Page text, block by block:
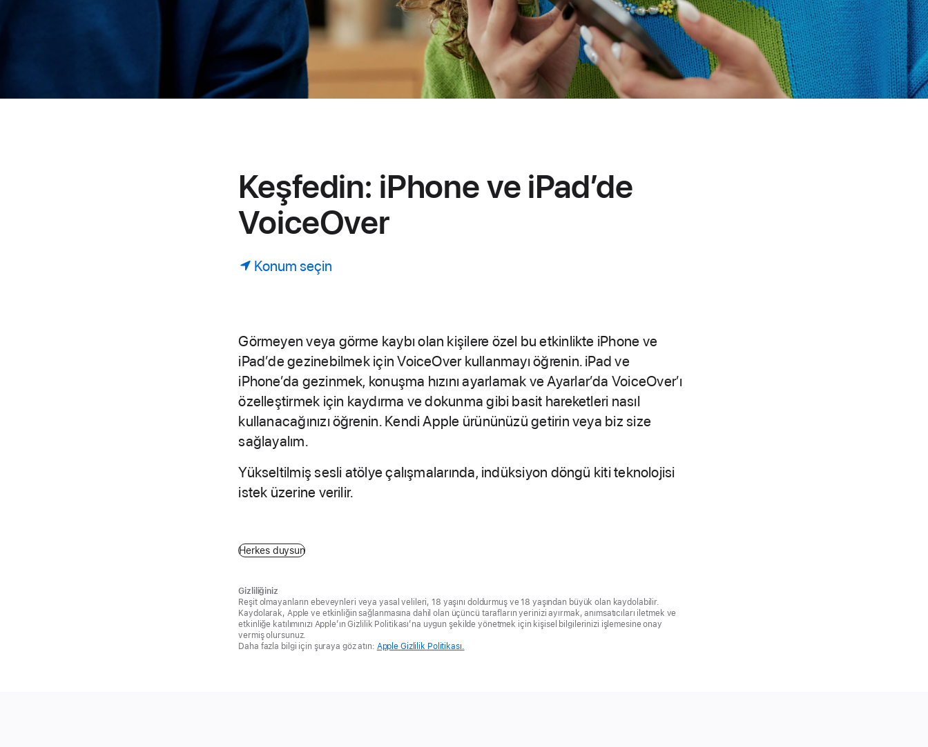
Keşfedin: iPhone ve iPad’de
VoiceOver
Konum seçin
Görmeyen veya görme kaybı olan kişilere özel bu etkinlikte iPhone ve
iPad’de gezinebilmek için VoiceOver kullanmayı öğrenin. iPad ve
iPhone’da gezinmek, konuşma hızını ayarlamak ve Ayarlar’da VoiceOver’ı
özelleştirmek için kaydırma ve dokunma gibi basit hareketleri nasıl
kullanacağınızı öğrenin. Kendi Apple ürününüzü getirin veya biz size
sağlayalım.
Yükseltilmiş sesli atölye çalışmalarında, indüksiyon döngü kiti teknolojisi
istek üzerine verilir.
Herkes duysun
Gizliliğiniz
Reşit olmayanların ebeveynleri veya yasal velileri, 18 yaşını doldurmuş ve 18 yaşından büyük olan kaydolabilir.
Kaydolarak, Apple ve etkinliğin sağlanmasına dahil olan üçüncü tarafların yerinizi ayırmak, anımsatıcıları iletmek ve
etkinliğe katılımınızı Apple’ın Gizlilik Politikası’na uygun şekilde yönetmek için kişisel bilgilerinizi işlemesine onay
vermiş olursunuz.
Daha fazla bilgi için şuraya göz atın: Apple Gizlilik Politikası.